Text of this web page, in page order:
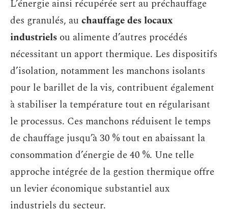
L’énergie ainsi récupérée sert au préchauffage
des granulés, au chauffage des locaux
industriels ou alimente d’autres procédés
nécessitant un apport thermique. Les dispositifs
d’isolation, notamment les manchons isolants
pour le barillet de la vis, contribuent également
à stabiliser la température tout en régularisant
le processus. Ces manchons réduisent le temps
de chauffage jusqu’à 30 % tout en abaissant la
consommation d’énergie de 40 %. Une telle
approche intégrée de la gestion thermique offre
un levier économique substantiel aux
industriels du secteur.